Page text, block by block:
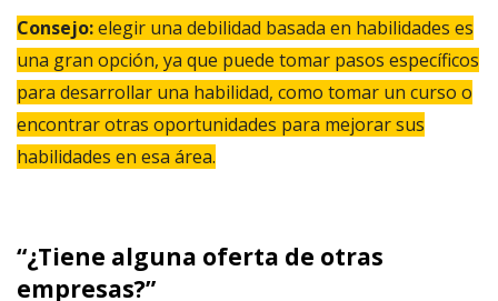
Consejo:elegir una debilidad basada en habilidades es
una gran opción, ya que puede tomar pasos específicos
para desarrollar una habilidad, como tomar un curso o
encontrar otras oportunidades para mejorar sus
habilidades en esa área.
“¿Tiene alguna oferta de otras
empresas?”